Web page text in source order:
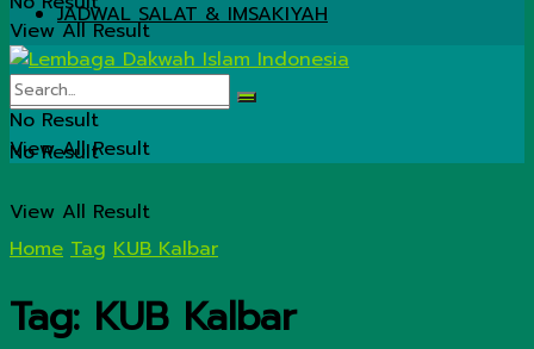
JADWAL SALAT & IMSAKIYAH
No Result
View All Result
View All Result
No Result
View All Result
Home Tag KUB Kalbar
Tag: KUB Kalbar